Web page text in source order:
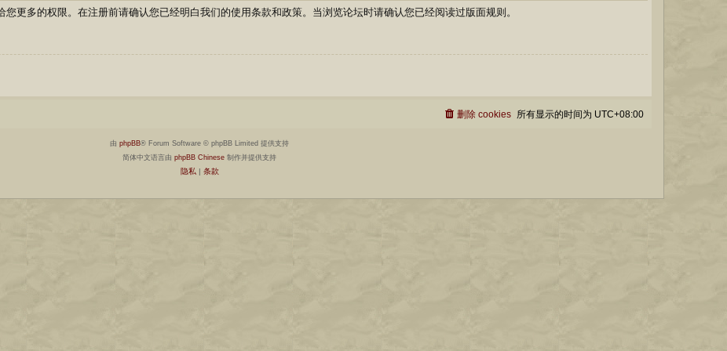
更多的权限。在注册前请确认您已经明白我们的使用条款和政策。当浏览论坛时请确认您已经阅读过版面规则。
所有显示的时间为 UTC+08:00
删除 cookies
由 phpBB® Forum Software © phpBB Limited 提供支持
简体中文语言由 phpBB Chinese 制作并提供支持
隐私| 条款